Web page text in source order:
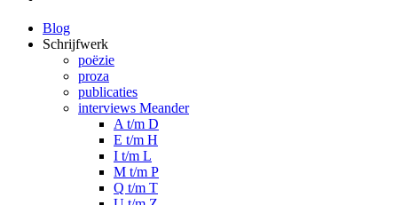
Blog
Schrijfwerk
poëzie
proza
publicaties
interviews Meander
A t/m D
E t/m H
I t/m L
M t/m P
Q t/m T